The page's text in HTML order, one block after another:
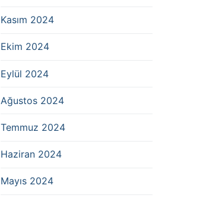
Kasım 2024
Ekim 2024
Eylül 2024
Ağustos 2024
Temmuz 2024
Haziran 2024
Mayıs 2024